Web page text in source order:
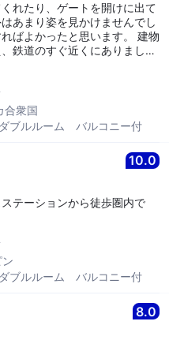
れたり、ゲートを開けに出て
あまり姿を見かけませんでし
よかったと思います。 建物
鉄道のすぐ近くにありました
ンがあったらよかったです。
床に敷くためのものです。
合衆国
ブルルーム バルコニー付
10.0
テーションから徒歩圏内で
ブルルーム バルコニー付
8.0